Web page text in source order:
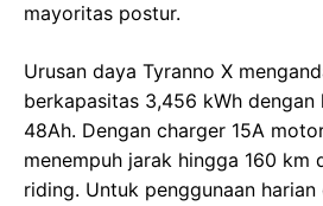
mayoritas postur.
Urusan daya Tyranno X
berkapasitas 3,456 kWh
48Ah. Dengan charger 15A
menempuh jarak hingga 160 km
riding. Untuk penggunaan